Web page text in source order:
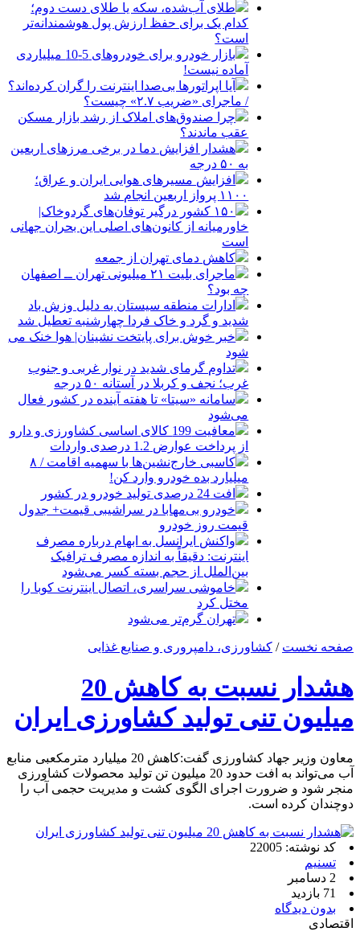
طلای آب‌شده، سکه یا طلای دست دوم؛
کدام یک برای حفظ ارزش پول هوشمندانه‌تر
است؟
بازار خودرو برای خودروهای 5-10 میلیاردی
آماده نیست!
آیا اپراتورها بی‌صدا اینترنت را گران کرده‌اند؟
/ ماجرای «ضریب ۲.۷» چیست؟
چرا صندوق‌های املاک از رشد بازار مسکن
عقب ماندند؟
هشدار افزایش دما در برخی مرزهای اربعین
به ۵۰ درجه
افزایش مسیرهای هوایی ایران و عراق؛
۱۱۰۰ پرواز اربعین انجام شد
۱۵۰ کشور درگیر توفان‌های گردوخاک|
خاورمیانه از کانون‌های اصلی این بحران جهانی
است
کاهش دمای تهران از جمعه
ماجرای بلیت ۲۱ میلیونی تهران ــ اصفهان
چه بود؟
ادارات منطقه سیستان به دلیل وزش باد
شدید و گرد و خاک فردا چهارشنبه تعطیل شد
خبر خوش برای پایتخت نشینان| هوا خنک می
شود
تداوم گرمای شدید در نوار غربی و جنوب
غرب؛ نجف و کربلا در آستانه ۵۰ درجه
سامانه «سیتا» تا هفته آینده در کشور فعال
می‌شود
معافیت 199 کالای اساسی کشاورزی و دارو
از پرداخت عوارض 1.2 درصدی واردات
کاسبی خارج‌نشین‌ها با سهمیه اقامت / ۸
میلیارد بده خودرو وارد کن!
افت 24 درصدی تولید خودرو در کشور
خودرو بی‌مهابا در سراشیبی قیمت+ جدول
قیمت روز خودرو
واکنش ایرانسل به ابهام درباره مصرف
اینترنت: دقیقاً به اندازه مصرف ترافیک
بین‌الملل از حجم بسته کسر می‌شود
خاموشی سراسری، اتصال اینترنت کوبا را
مختل کرد
تهران گرم‌تر می‌شود
صفحه نخست / کشاورزی، دامپروری و صنایع غذایی
هشدار نسبت به کاهش 20
میلیون تنی تولید کشاورزی ایران
معاون وزیر جهاد کشاورزی گفت:کاهش 20 میلیارد مترمکعبی منابع
آب می‌تواند به افت حدود 20 میلیون تن تولید محصولات کشاورزی
منجر شود و ضرورت اجرای الگوی کشت و مدیریت حجمی آب را
دوچندان کرده است.
کد نوشته: 22005
تسنیم
2 دسامبر
71 بازدید
بدون دیدگاه
اقتصادی